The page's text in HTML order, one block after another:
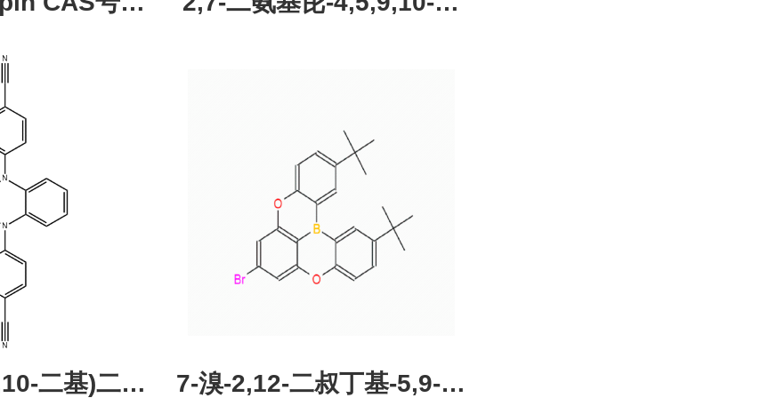
97-7
现货促销，可分装，高校
研究所 先发后付
二基)二苯 7-溴-2,12-二叔丁基-5,9-二